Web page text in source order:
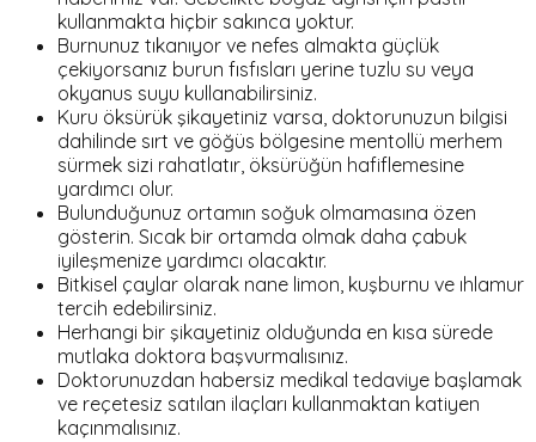
kullanmakta hiçbir sakınca yoktur.
Burnunuz tıkanıyor ve nefes almakta güçlük
çekiyorsanız burun fısfısları yerine tuzlu su veya
okyanus suyu kullanabilirsiniz.
Kuru öksürük şikayetiniz varsa, doktorunuzun bilgisi
dahilinde sırt ve göğüs bölgesine mentollü merhem
sürmek sizi rahatlatır, öksürüğün hafiflemesine
yardımcı olur.
Bulunduğunuz ortamın soğuk olmamasına özen
gösterin. Sıcak bir ortamda olmak daha çabuk
iyileşmenize yardımcı olacaktır.
Bitkisel çaylar olarak nane limon, kuşburnu ve ıhlamur
tercih edebilirsiniz.
Herhangi bir şikayetiniz olduğunda en kısa sürede
mutlaka doktora başvurmalısınız.
Doktorunuzdan habersiz medikal tedaviye başlamak
ve reçetesiz satılan ilaçları kullanmaktan katiyen
kaçınmalısınız.